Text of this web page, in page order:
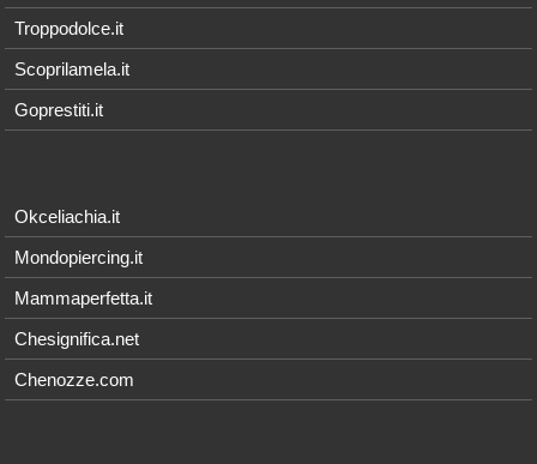
Troppodolce.it
Scoprilamela.it
Goprestiti.it
Okceliachia.it
Mondopiercing.it
Mammaperfetta.it
Chesignifica.net
Chenozze.com